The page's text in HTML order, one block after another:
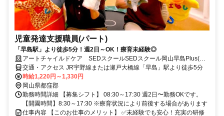
児童発達支援職員(パート)
「早島駅」より徒歩5分！週2日～OK！療育未経験◎
アートチャイルドケア SEDスクールSEDスクール岡山早島Plus(医
療的ケア児童対象施設)
交通・アクセス JR宇野線または瀬戸大橋線「早島」駅より徒歩5分
時給1,220円～1,330円
岡山県都窪郡
勤務時間詳細 【募集シフト】 08:30～17:30 週2日〜勤務OKです。
【開園時間】8:30～17:30 ※療育状況により前後する場合があります
仕事内容 【このお仕事のメリット】 ✅未経験でも安心！充実の研修